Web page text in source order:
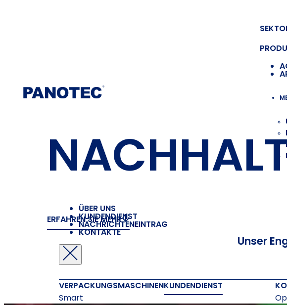
ÜBER UNS
KUNDENDIENST
NACHRICHTENEINTRAG
KONTAKTE
VERPACKUNGSMASCHINENKUNDENDIENST
Smart
ERFAHREN SIE MEHR
Unser